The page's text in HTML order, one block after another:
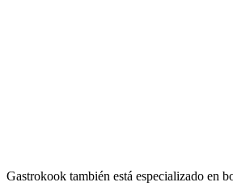
Gastrokook también está especializado en